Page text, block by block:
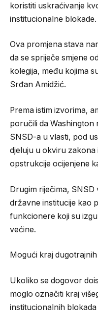
koristiti uskraćivanje
institucionalne blokade.
Ova promjena stava
da se spriječe smjene
kolegija, među kojima
Srđan Amidžić.
Prema istim izvorima,
poručili da Washington
SNSD-a u vlasti, pod
djeluju u okviru zakona
opstrukcije ocijenjene
Drugim riječima,
državne institucije kao
funkcionere koji su
većine.
Mogući kraj
Ukoliko se dogovor
moglo označiti kraj
institucionalnih